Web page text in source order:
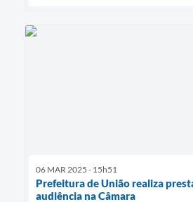
06 MAR 2025 - 15h51
Prefeitura de União realiza
audiência na Câmara